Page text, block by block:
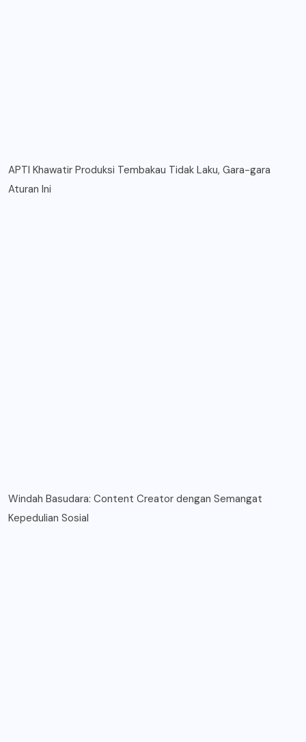
APTI Khawatir Produksi Tembakau Tidak Laku, Gara-gara
Aturan Ini
Windah Basudara: Content Creator dengan Semangat
Kepedulian Sosial